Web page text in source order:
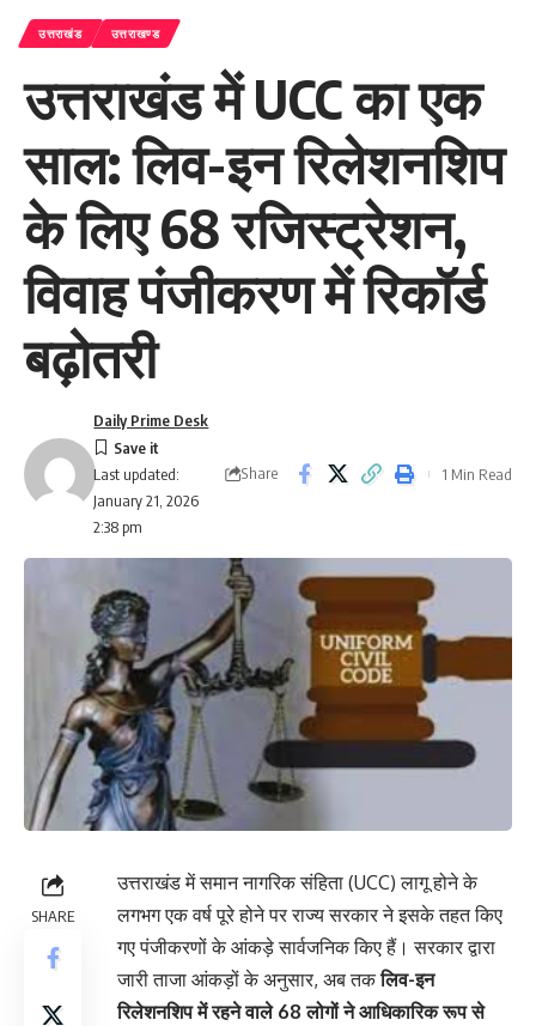
उत्तराखंड उत्तराखण्ड
उत्तराखंड में UCC का एक
साल: लिव-इन रिलेशनशिप
के लिए 68 रजिस्ट्रेशन,
विवाह पंजीकरण में रिकॉर्ड
बढ़ोतरी
Last updated:
January 21, 2026
2:38 pm
Daily Prime Desk
Share 1 Min Read
SHARE
उत्तराखंड में समान नागरिक संहिता (UCC) लागू होने के
लगभग एक वर्ष पूरे होने पर राज्य सरकार ने इसके तहत किए
गए पंजीकरणों के आंकड़े सार्वजनिक किए हैं। सरकार द्वारा
जारी ताजा आंकड़ों के अनुसार, अब तकलिव-इन
रिलेशनशिप में रहने वाले 68 लोगों ने आधिकारिक रूप से